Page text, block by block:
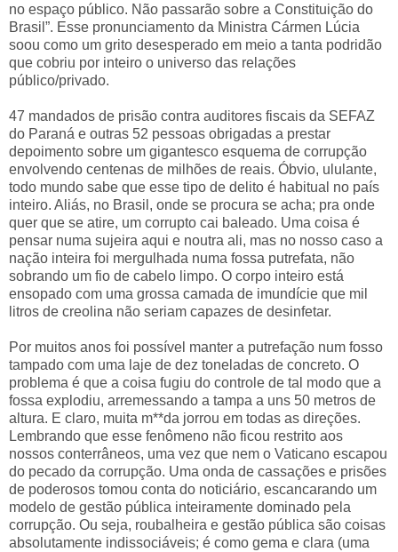
no espaço público. Não passarão sobre a Constituição do
Brasil”. Esse pronunciamento da Ministra Cármen Lúcia
soou como um grito desesperado em meio a tanta podridão
que cobriu por inteiro o universo das relações
público/privado.
47 mandados de prisão contra auditores fiscais da SEFAZ
do Paraná e outras 52 pessoas obrigadas a prestar
depoimento sobre um gigantesco esquema de corrupção
envolvendo centenas de milhões de reais. Óbvio, ululante,
todo mundo sabe que esse tipo de delito é habitual no país
inteiro. Aliás, no Brasil, onde se procura se acha; pra onde
quer que se atire, um corrupto cai baleado. Uma coisa é
pensar numa sujeira aqui e noutra ali, mas no nosso caso a
nação inteira foi mergulhada numa fossa putrefata, não
sobrando um fio de cabelo limpo. O corpo inteiro está
ensopado com uma grossa camada de imundície que mil
litros de creolina não seriam capazes de desinfetar.
Por muitos anos foi possível manter a putrefação num fosso
tampado com uma laje de dez toneladas de concreto. O
problema é que a coisa fugiu do controle de tal modo que a
fossa explodiu, arremessando a tampa a uns 50 metros de
altura. E claro, muita m**da jorrou em todas as direções.
Lembrando que esse fenômeno não ficou restrito aos
nossos conterrâneos, uma vez que nem o Vaticano escapou
do pecado da corrupção. Uma onda de cassações e prisões
de poderosos tomou conta do noticiário, escancarando um
modelo de gestão pública inteiramente dominado pela
corrupção. Ou seja, roubalheira e gestão pública são coisas
absolutamente indissociáveis; é como gema e clara (uma